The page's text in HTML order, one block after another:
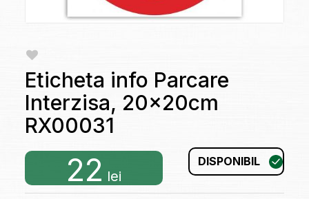
Eticheta info Parcare
Interzisa, 20x20cm
RX00031
22 lei
DISPONIBIL